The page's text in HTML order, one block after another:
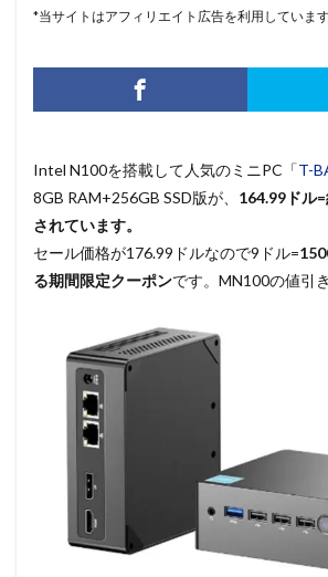
*当サイトはアフィリエイト広告を利用しています
Intel N100を搭載して人気のミニPC「T-
8GB RAM+256GB SSD版が、 164.99ドル
されています。
セール価格が176.99ドルなので9ドル=
る期間限定クーポンです。MN100の値引